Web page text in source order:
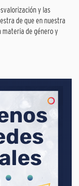
y las
de que en nuestra
materia de género y